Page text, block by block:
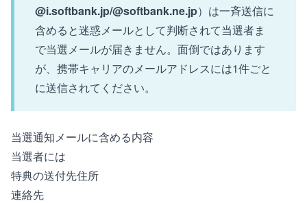
@i.softbank.jp/@softbank.ne.jp）は一斉送信に
含めると迷惑メールとして判断されて当選者ま
で当選メールが届きません。面倒ではあります
が、携帯キャリアのメールアドレスには1件ごと
に送信されてください。
当選通知メールに含める内容
当選者には
特典の送付先住所
連絡先